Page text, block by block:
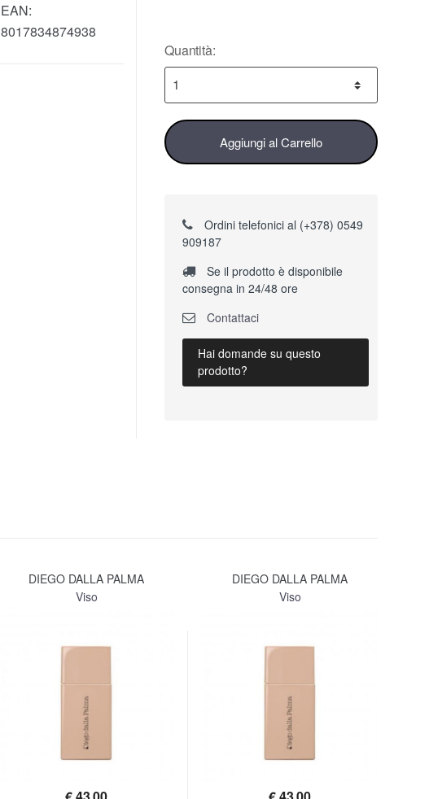
EAN:
8017834874938
Quantità:
Aggiungi al Carrello
Ordini telefonici al (+378) 0549
909187
Se il prodotto è disponibile
consegna in 24/48 ore
Contattaci
Hai domande su questo
prodotto?
DIEGO DALLA PALMA
Viso
DIEGO DALLA PALMA
Viso